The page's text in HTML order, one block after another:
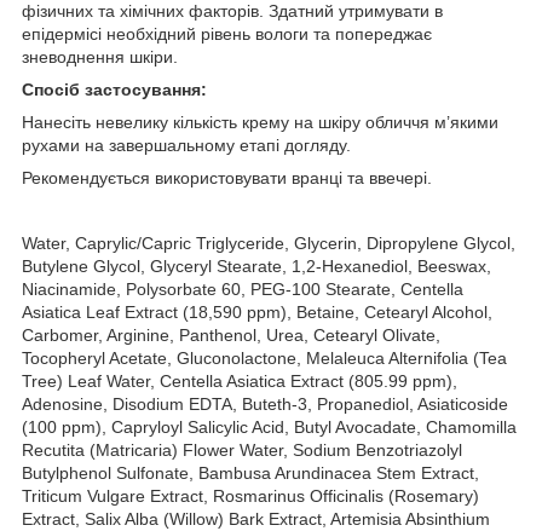
фізичних та хімічних факторів. Здатний утримувати в
епідермісі необхідний рівень вологи та попереджає
зневоднення шкіри.
Спосіб застосування:
Нанесіть невелику кількість крему на шкіру обличчя м’якими
рухами на завершальному етапі догляду.
Рекомендується використовувати вранці та ввечері.
Water, Caprylic/Capric Triglyceride, Glycerin, Dipropylene Glycol,
Butylene Glycol, Glyceryl Stearate, 1,2-Hexanediol, Beeswax,
Niacinamide, Polysorbate 60, PEG-100 Stearate, Centella
Asiatica Leaf Extract (18,590 ppm), Betaine, Cetearyl Alcohol,
Carbomer, Arginine, Panthenol, Urea, Cetearyl Olivate,
Tocopheryl Acetate, Gluconolactone, Melaleuca Alternifolia (Tea
Tree) Leaf Water, Centella Asiatica Extract (805.99 ppm),
Adenosine, Disodium EDTA, Buteth-3, Propanediol, Asiaticoside
(100 ppm), Capryloyl Salicylic Acid, Butyl Avocadate, Chamomilla
Recutita (Matricaria) Flower Water, Sodium Benzotriazolyl
Butylphenol Sulfonate, Bambusa Arundinacea Stem Extract,
Triticum Vulgare Extract, Rosmarinus Officinalis (Rosemary)
Extract, Salix Alba (Willow) Bark Extract, Artemisia Absinthium